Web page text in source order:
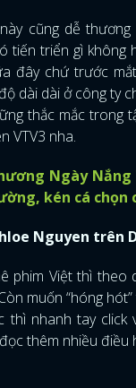
cũng dễ thương
tiến triển gì không
đây chứ trước
dài dài ở công ty
thắc mắc trong
VTV3 nha.
Ngày Nắng
kén cá chọn
Nguyen trên
phim Việt thì theo
muốn “hóng
thì nhanh tay click
thêm nhiều điều